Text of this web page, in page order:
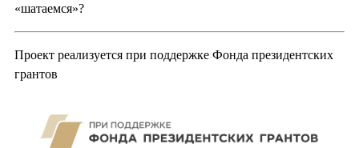
«шатаемся»?
Проект реализуется при поддержке Фонда президентских
грантов